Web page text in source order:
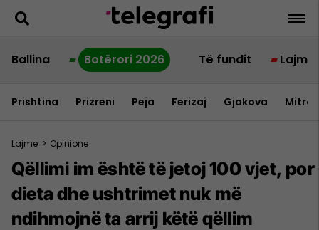
Ballina Botërori 2026 Të fundit Lajme
Prishtina Prizreni Peja Ferizaj Gjakova
Lajme > Opinione
Qëllimi im është të jetoj 100 vjet, por
dieta dhe ushtrimet nuk më
ndihmojnë ta arrij këtë qëllim